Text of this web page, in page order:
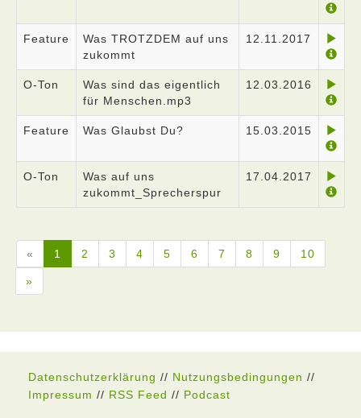
Feature
Was TROTZDEM auf uns
zukommt
12.11.2017
O-Ton
Was sind das eigentlich
für Menschen.mp3
12.03.2016
Feature Was Glaubst Du? 15.03.2015
O-Ton
Was auf uns
zukommt_Sprecherspur
17.04.2017
« 1 2 3 4 5 6 7 8 9 10
»
Datenschutzerklärung // Nutzungsbedingungen //
Impressum // RSS Feed // Podcast